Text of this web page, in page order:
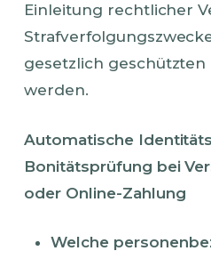
Einleitung rechtlicher
gesetzlich
werden.
Automatische
Bonitätsprüfung bei
oder Online-Zahlung
Welche